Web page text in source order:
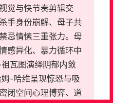
觉与快节奏剪辑交
手身份崩解、母子共
忌情愫三重张力。母
感异化、暴力循环中
瓦图演绎阴郁内敛
-哈维呈现惊恐与吸
闭空间心理博弈、道